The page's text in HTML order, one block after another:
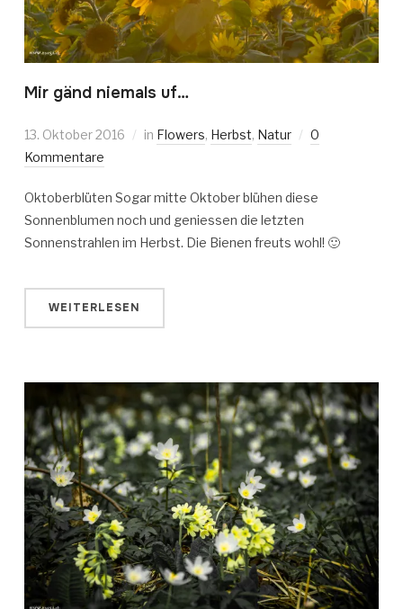
Mir gänd niemals uf…
13. Oktober 2016 in Flowers, Herbst, Natur
0
Kommentare
Oktoberblüten Sogar mitte Oktober blühen diese
Sonnenblumen noch und geniessen die letzten
Sonnenstrahlen im Herbst. Die Bienen freuts wohl! 🙂
WEITERLESEN